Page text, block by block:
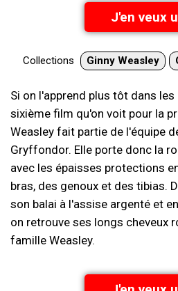
J'en veux
Collections Ginny Weasley
Si on l'apprend plus tôt dans
sixième film qu'on voit pour la
Weasley fait partie de l'équipe
Gryffondor. Elle porte donc la
avec les épaisses protections
bras, des genoux et des tibias.
son balai à l'assise argenté et
on retrouve ses longs cheveux
famille Weasley.